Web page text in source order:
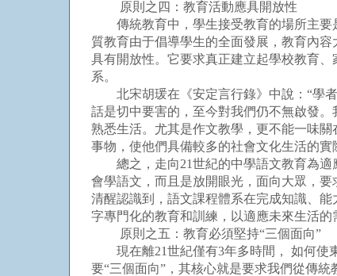
原則之四：教育活動應具開放性
傳統教育中，學生接受教育的場所主要
質教育由于倡導學生的全面發展，教育內
具有開放性。它要求真正建立起學校教育
系。
北宋胡瑗在《安定言行錄》中說：“學者
話是切中要害的，至今對我們仍不無啟發
熟悉生活。尤其是作文教學，更不能一味
事物，使他們具備較多的社會文化生活的實
總之，走向21世紀的中學語文教育為適
會學語文，而且是放開眼光，面向大眾，
清醒認識到，語文課程體系在完成知識、
字專門化的教育和訓練，以適應未來生活的
原則之五：教育必須堅持“三個面向”
現在離21世紀僅有3年多時間， 如何使
要“三個面向”，其核心就是要求我們從傳